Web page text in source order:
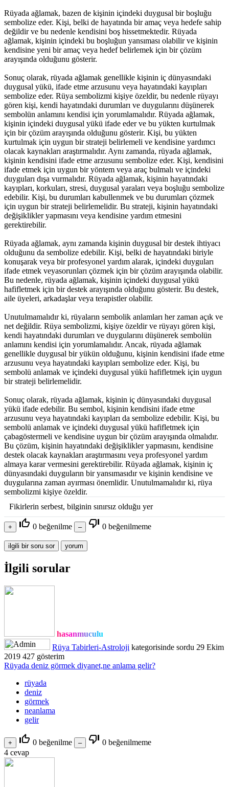
Rüyada ağlamak, bazen de kişinin içindeki duygusal bir boşluğu
sembolize eder. Kişi, belki de hayatında bir amaç veya hedefe sahip
değildir ve bu nedenle kendisini boş hissetmektedir. Rüyada
ağlamak, kişinin içindeki bu boşluğun yansıması olabilir ve kişinin
kendisine yeni bir amaç veya hedef belirlemek için bir çözüm
arayışında olduğunu gösterir.
Sonuç olarak, rüyada ağlamak genellikle kişinin iç dünyasındaki
duygusal yükü, ifade etme arzusunu veya hayatındaki kayıpları
sembolize eder. Rüya sembolizmi kişiye özeldir, bu nedenle rüyayı
gören kişi, kendi hayatındaki durumları ve duygularını düşünerek
sembolün anlamını kendisi için yorumlamalıdır. Rüyada ağlamak,
kişinin içindeki duygusal yükü ifade eder ve bu yükten kurtulmak
için bir çözüm arayışında olduğunu gösterir. Kişi, bu yükten
kurtulmak için uygun bir strateji belirlemeli ve kendisine yardımcı
olacak kaynakları araştırmalıdır. Aynı zamanda, rüyada ağlamak,
kişinin kendisini ifade etme arzusunu sembolize eder. Kişi, kendisini
ifade etmek için uygun bir yöntem veya araç bulmalı ve içindeki
duyguları dışa vurmalıdır. Rüyada ağlamak, kişinin hayatındaki
kayıpları, korkuları, stresi, duygusal yaraları veya boşluğu sembolize
edebilir. Kişi, bu durumları kabullenmek ve bu durumları çözmek
için uygun bir strateji belirlemelidir. Bu strateji, kişinin hayatındaki
değişiklikler yapmasını veya kendisine yardım etmesini
gerektirebilir.
Rüyada ağlamak, aynı zamanda kişinin duygusal bir destek ihtiyacı
olduğunu da sembolize edebilir. Kişi, belki de hayatındaki biriyle
konuşarak veya bir profesyonel yardım alarak, içindeki duyguları
ifade etmek veyasorunları çözmek için bir çözüm arayışında olabilir.
Bu nedenle, rüyada ağlamak, kişinin içindeki duygusal yükü
hafifletmek için bir destek arayışında olduğunu gösterir. Bu destek,
aile üyeleri, arkadaşlar veya terapistler olabilir.
Unutulmamalıdır ki, rüyaların sembolik anlamları her zaman açık ve
net değildir. Rüya sembolizmi, kişiye özeldir ve rüyayı gören kişi,
kendi hayatındaki durumları ve duygularını düşünerek sembolün
anlamını kendisi için yorumlamalıdır. Ancak, rüyada ağlamak
genellikle duygusal bir yükün olduğunu, kişinin kendisini ifade etme
arzusunu veya hayatındaki kayıpları sembolize eder. Kişi, bu
sembolü anlamak ve içindeki duygusal yükü hafifletmek için uygun
bir strateji belirlemelidir.
Sonuç olarak, rüyada ağlamak, kişinin iç dünyasındaki duygusal
yükü ifade edebilir. Bu sembol, kişinin kendisini ifade etme
arzusunu veya hayatındaki kayıpları da sembolize edebilir. Kişi, bu
sembolü anlamak ve içindeki duygusal yükü hafifletmek için
çabagöstermeli ve kendisine uygun bir çözüm arayışında olmalıdır.
Bu çözüm, kişinin hayatındaki değişiklikler yapmasını, kendisine
destek olacak kaynakları araştırmasını veya profesyonel yardım
almaya karar vermesini gerektirebilir. Rüyada ağlamak, kişinin iç
dünyasındaki duyguların bir yansımasıdır ve kişinin kendisine ve
duygularına zaman ayırması önemlidir. Unutulmamalıdır ki, rüya
sembolizmi kişiye özeldir.
Fikirlerin serbest, bilginin sınırsız olduğu yer
thumb_up_off_alt 0 beğenilme thumb_down_off_alt 0 beğenilmeme
İlgili sorular
hasanmuculu
Rüya Tabirleri-Astroloji kategorisinde sordu 29 Ekim
2019 427 gösterim
Rüyada deniz görmek diyanet,ne anlama gelir?
rüyada
deniz
görmek
neanlama
gelir
thumb_up_off_alt 0 beğenilme thumb_down_off_alt 0 beğenilmeme
4 cevap